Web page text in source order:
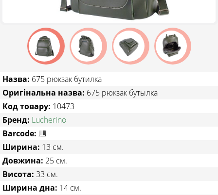
Назва: 675 рюкзак бутилка
Оригінальна назва: 675 рюкзак бутылка
Код товару: 10473
Бренд: Lucherino
Barcode:
Ширина: 13 см.
Довжина: 25 см.
Висота: 33 см.
Ширина дна: 14 см.